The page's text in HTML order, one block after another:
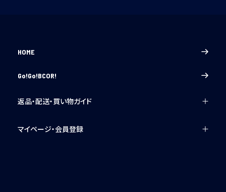
HOME
Go!Go!BCOR!
返品・配送・買い物ガイド
マイページ・会員登録